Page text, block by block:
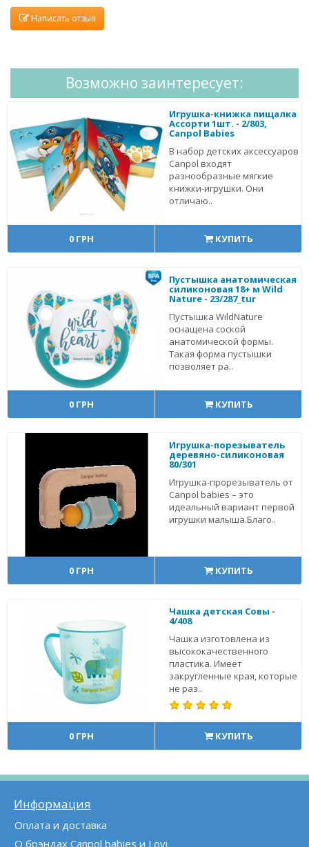
Написать отзыв
Возможно заинтересует:
Игрушка-книжка пищалка
Ассорти 1шт. - 2/803,
Canpol Babies
В набор детских аксессуаров
Canpol входят
разнообразные мягкие
книжки-игрушки. Они
отличаю..
0 ГРН КУПИТЬ
Пустышка анатомическая
силиконовая 18+ м Wild
Nature - 23/287_tur
Пустышка WildNature
оснащена соской
анатомической формы.
Такая форма пустышки
позволяет ра..
0 ГРН КУПИТЬ
Игрушка-порезыватель
деревяно-силиконовая
80/301
Игрушка-прорезыватель от
Canpol babies – это
идеальный вариант первой
игрушки малыша.Благо..
0 ГРН КУПИТЬ
Чашка детская Совы -
4/408
Чашка изготовлена из
высококачественного
пластика. Имеет
закругленные края, которые
не раз..
0 ГРН КУПИТЬ
Информация
Оплата и доставка
О брэндах Canpol babies и Lovi